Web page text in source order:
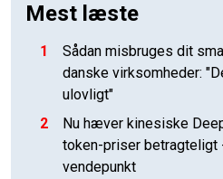
Mest læste
1
Sådan misbruges dit
danske virksomheder:
ulovligt"
2
Nu hæver kinesiske
token-priser
vendepunkt